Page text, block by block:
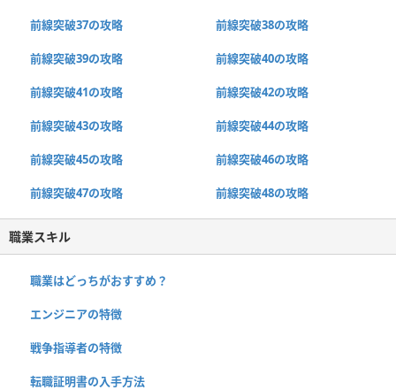
前線突破37の攻略 前線突破38の攻略
前線突破39の攻略 前線突破40の攻略
前線突破41の攻略 前線突破42の攻略
前線突破43の攻略 前線突破44の攻略
前線突破45の攻略 前線突破46の攻略
前線突破47の攻略 前線突破48の攻略
職業スキル
職業はどっちがおすすめ？
エンジニアの特徴
戦争指導者の特徴
転職証明書の入手方法